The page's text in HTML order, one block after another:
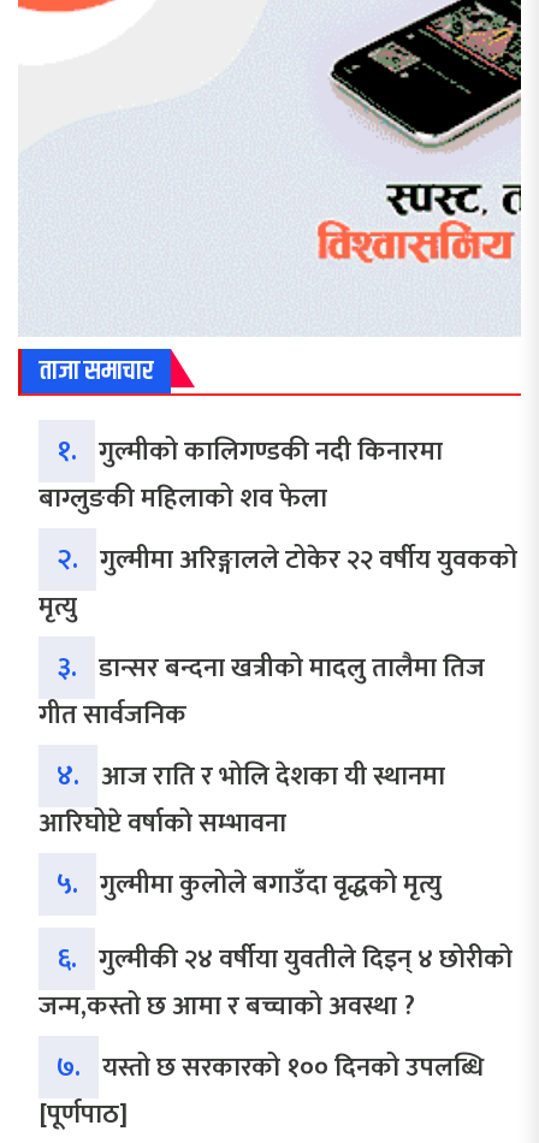
ताजा समाचार
१. गुल्मीको कालिगण्डकी नदी किनारमा
बाग्लुङकी महिलाको शव फेला
२. गुल्मीमा अरिङ्गालले टोकेर २२ वर्षीय युवकको
मृत्यु
३. डान्सर बन्दना खत्रीको मादलु तालैमा तिज
गीत सार्वजनिक
४. आज राति र भोलि देशका यी स्थानमा
आरिघोप्टे वर्षाको सम्भावना
५. गुल्मीमा कुलोले बगाउँदा वृद्धको मृत्यु
६. गुल्मीकी २४ वर्षीया युवतीले दिइन् ४ छोरीको
जन्म,कस्तो छ आमा र बच्चाको अवस्था ?
७. यस्तो छ सरकारको १०० दिनको उपलब्धि
[पूर्णपाठ]